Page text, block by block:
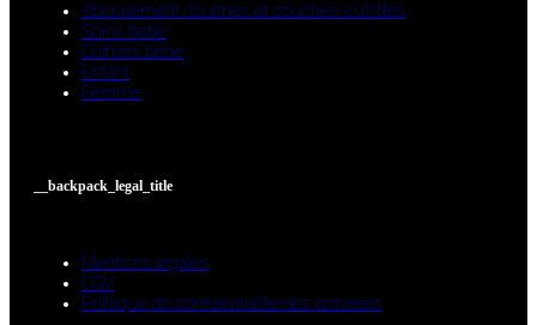
Abonnement couches et couches-culottes
Soins bébé
Coffrets bébé
Enfant
Femme
__backpack_legal_title
Mentions légales
CGV
Politique de confidentialité des données